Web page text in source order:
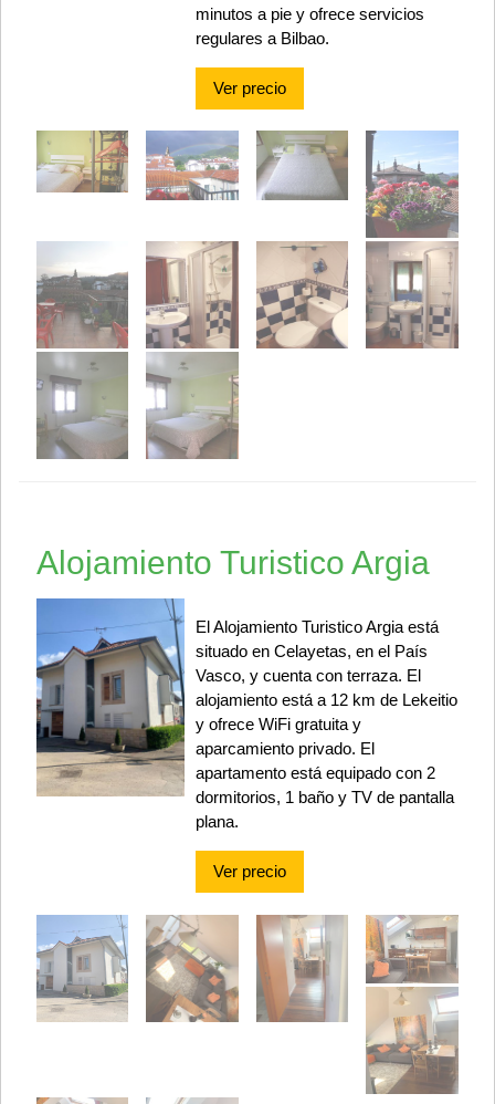
minutos a pie y ofrece servicios
regulares a Bilbao.
Ver precio
Alojamiento Turistico Argia
El Alojamiento Turistico Argia está
situado en Celayetas, en el País
Vasco, y cuenta con terraza. El
alojamiento está a 12 km de Lekeitio
y ofrece WiFi gratuita y
aparcamiento privado. El
apartamento está equipado con 2
dormitorios, 1 baño y TV de pantalla
plana.
Ver precio